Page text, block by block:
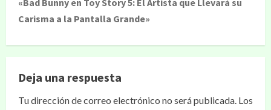
«Bad Bunny en Toy Story 5: El Artista que Llevará su
Carisma a la Pantalla Grande»
Deja una respuesta
Tu dirección de correo electrónico no será publicada. Los